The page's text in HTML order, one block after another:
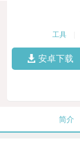
工具
安卓下载
简介